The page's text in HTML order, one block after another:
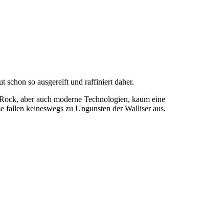
so ausgereift und raffiniert daher.
aber auch moderne Technologien, kaum eine
keineswegs zu Ungunsten der Walliser aus.